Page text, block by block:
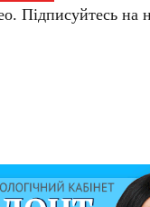
Підписуйтесь